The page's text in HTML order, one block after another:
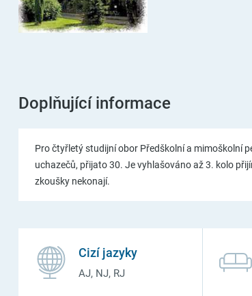
Doplňující informace
Pro čtyřletý studijní obor Předškolní a mimoškolní
uchazečů, přijato 30. Je vyhlašováno až 3. kolo
zkoušky nekonají.
Cizí jazyky
AJ, NJ, RJ